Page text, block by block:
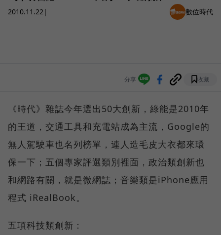
2010.11.22| 數位時代
分享 收藏
《時代》雜誌今年選出50大創新，綠能是2010年
的王道，交通工具和充電站成為主流，Google的
無人駕駛車也名列榜單，連人造毛皮大衣都來環
保一下；五個專家評選類別裡面，政治類創新也
和網路有關，就是微網誌；音樂類是iPhone應用
程式 iRealBook。
五項科技類創新：